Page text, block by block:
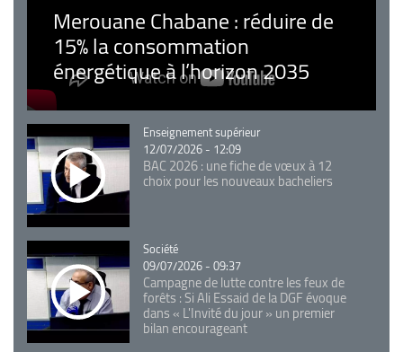
Merouane Chabane : réduire de
15% la consommation
énergétique à l’horizon 2035
Catégorie
Enseignement supérieur
12/07/2026 - 12:09
BAC 2026 : une fiche de vœux à 12
choix pour les nouveaux bacheliers
Catégorie
Société
09/07/2026 - 09:37
Campagne de lutte contre les feux de
forêts : Si Ali Essaid de la DGF évoque
dans « L'Invité du jour » un premier
bilan encourageant